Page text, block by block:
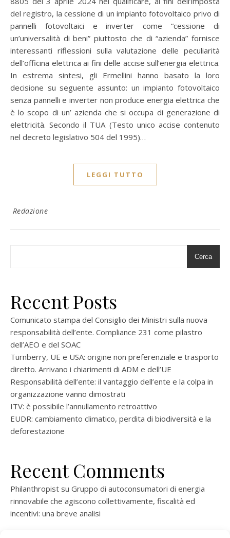
del registro, la cessione di un impianto fotovoltaico privo di
pannelli fotovoltaici e inverter come “cessione di
un’universalità di beni” piuttosto che di “azienda” fornisce
interessanti riflessioni sulla valutazione delle peculiarità
dell’officina elettrica ai fini delle accise sull’energia elettrica.
In estrema sintesi, gli Ermellini hanno basato la loro
decisione su seguente assunto: un impianto fotovoltaico
senza pannelli e inverter non produce energia elettrica che
è lo scopo di un’ azienda che si occupa di generazione di
elettricità. Secondo il TUA (Testo unico accise contenuto
nel decreto legislativo 504 del 1995)…
LEGGI TUTTO
Redazione
Cerca
Recent Posts
Comunicato stampa del Consiglio dei Ministri sulla nuova
responsabilità dell’ente. Compliance 231 come pilastro
dell’AEO e del SOAC
Turnberry, UE e USA: origine non preferenziale e trasporto
diretto. Arrivano i chiarimenti di ADM e dell’UE
Responsabilità dell’ente: il vantaggio dell’ente e la colpa in
organizzazione vanno dimostrati
ITV: è possibile l’annullamento retroattivo
EUDR: cambiamento climatico, perdita di biodiversità e la
deforestazione
Recent Comments
Philanthropist su Gruppo di autoconsumatori di energia
rinnovabile che agiscono collettivamente, fiscalità ed
incentivi: una breve analisi